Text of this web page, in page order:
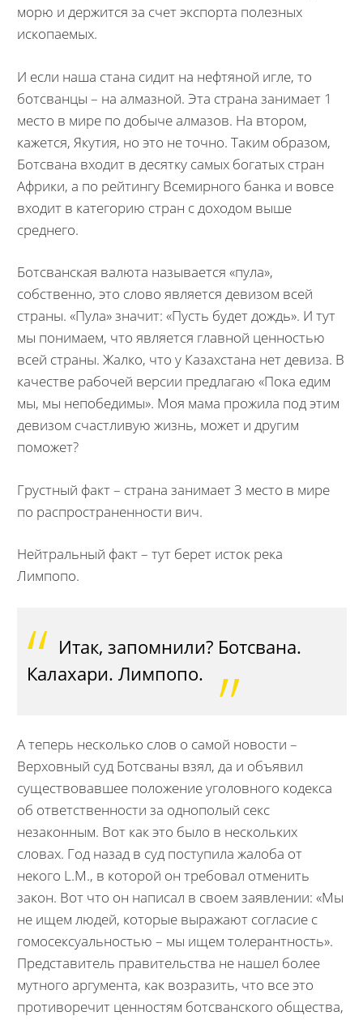
морю и держится за счет экспорта полезных
ископаемых.
И если наша стана сидит на нефтяной игле, то
ботсванцы – на алмазной. Эта страна занимает 1
место в мире по добыче алмазов. На втором,
кажется, Якутия, но это не точно. Таким образом,
Ботсвана входит в десятку самых богатых стран
Африки, а по рейтингу Всемирного банка и вовсе
входит в категорию стран с доходом выше
среднего.
Ботсванская валюта называется «пула»,
собственно, это слово является девизом всей
страны. «Пула» значит: «Пусть будет дождь». И тут
мы понимаем, что является главной ценностью
всей страны. Жалко, что у Казахстана нет девиза. В
качестве рабочей версии предлагаю «Пока едим
мы, мы непобедимы». Моя мама прожила под этим
девизом счастливую жизнь, может и другим
поможет?
Грустный факт – страна занимает 3 место в мире
по распространенности вич.
Нейтральный факт – тут берет исток река
Лимпопо.
Итак, запомнили? Ботсвана.
Калахари. Лимпопо.
А теперь несколько слов о самой новости –
Верховный суд Ботсваны взял, да и объявил
существовавшее положение уголовного кодекса
об ответственности за однополый секс
незаконным. Вот как это было в нескольких
словах. Год назад в суд поступила жалоба от
некого L.M., в которой он требовал отменить
закон. Вот что он написал в своем заявлении: «Мы
не ищем людей, которые выражают согласие с
гомосексуальностью – мы ищем толерантность».
Представитель правительства не нашел более
мутного аргумента, как возразить, что все это
противоречит ценностям ботсванского общества,